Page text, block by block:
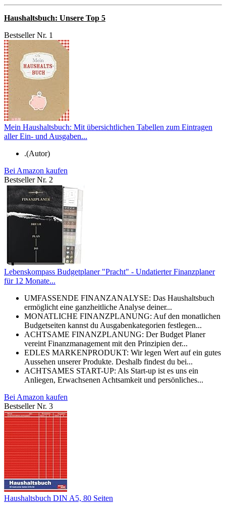
Haushaltsbuch: Unsere Top 5
Bestseller Nr. 1
Mein Haushaltsbuch: Mit übersichtlichen Tabellen zum Eintragen
aller Ein- und Ausgaben...
.(Autor)
Bei Amazon kaufen
Bestseller Nr. 2
Lebenskompass Budgetplaner "Pracht" - Undatierter Finanzplaner
für 12 Monate...
UMFASSENDE FINANZANALYSE: Das Haushaltsbuch
ermöglicht eine ganzheitliche Analyse deiner...
MONATLICHE FINANZPLANUNG: Auf den monatlichen
Budgetseiten kannst du Ausgabenkategorien festlegen...
ACHTSAME FINANZPLANUNG: Der Budget Planer
vereint Finanzmanagement mit den Prinzipien der...
EDLES MARKENPRODUKT: Wir legen Wert auf ein gutes
Aussehen unserer Produkte. Deshalb findest du bei...
ACHTSAMES START-UP: Als Start-up ist es uns ein
Anliegen, Erwachsenen Achtsamkeit und persönliches...
Bei Amazon kaufen
Bestseller Nr. 3
Haushaltsbuch DIN A5, 80 Seiten